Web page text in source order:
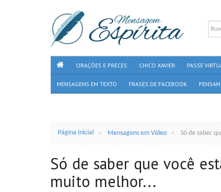
ORAÇÕES E PRECES CHICO XAVIER PASSE
MENSAGENS EM TEXTO FRASES DE FACEBOOK
Página inicial Mensagens em Vídeo Só de saber
Só de saber que você
muito melhor...